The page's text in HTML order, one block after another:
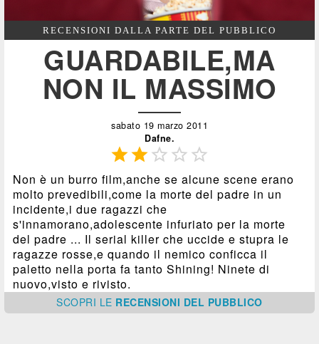
RECENSIONI DALLA PARTE DEL PUBBLICO
GUARDABILE,MA
NON IL MASSIMO
sabato 19 marzo 2011
Dafne.
  
Non è un burro film,anche se alcune scene erano
molto prevedibili,come la morte del padre in un
incidente,i due ragazzi che
s'innamorano,adolescente infuriato per la morte
del padre ... Il serial killer che uccide e stupra le
ragazze rosse,e quando il nemico conficca il
paletto nella porta fa tanto Shining! Ninete di
nuovo,visto e rivisto.
SCOPRI LE RECENSIONI DEL PUBBLICO